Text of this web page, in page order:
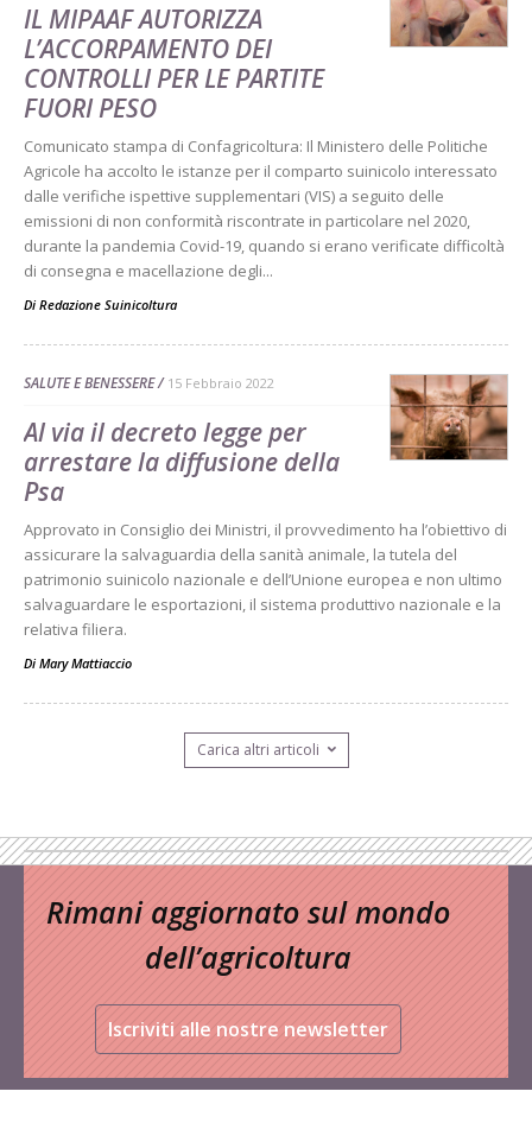
IL MIPAAF AUTORIZZA
L’ACCORPAMENTO DEI
CONTROLLI PER LE PARTITE
FUORI PESO
Comunicato stampa di Confagricoltura: Il Ministero delle Politiche
Agricole ha accolto le istanze per il comparto suinicolo interessato
dalle verifiche ispettive supplementari (VIS) a seguito delle
emissioni di non conformità riscontrate in particolare nel 2020,
durante la pandemia Covid-19, quando si erano verificate difficoltà
di consegna e macellazione degli...
Di Redazione Suinicoltura
SALUTE E BENESSERE 15 Febbraio 2022
Al via il decreto legge per
arrestare la diffusione della
Psa
Approvato in Consiglio dei Ministri, il provvedimento ha l’obiettivo di
assicurare la salvaguardia della sanità animale, la tutela del
patrimonio suinicolo nazionale e dell’Unione europea e non ultimo
salvaguardare le esportazioni, il sistema produttivo nazionale e la
relativa filiera.
Di Mary Mattiaccio
Carica altri articoli
Rimani aggiornato sul mondo
dell’agricoltura
Iscriviti alle nostre newsletter